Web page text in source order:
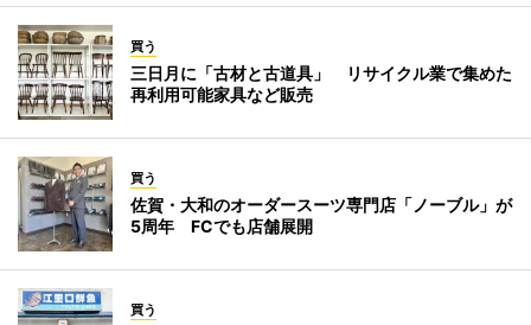
買う
三日月に「古材と古道具」 リサイクル業で集めた
再利用可能家具など販売
買う
佐賀・大和のオーダースーツ専門店「ノーブル」が
5周年 FCでも店舗展開
買う